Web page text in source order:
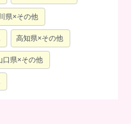
県×その他
高知県×その他
口県×その他